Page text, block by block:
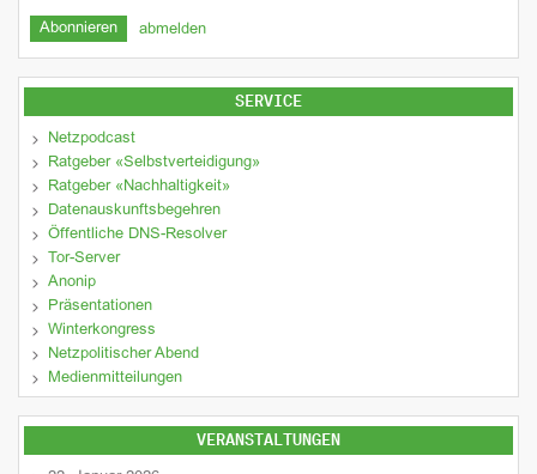
abmelden
SERVICE
Netzpodcast
Ratgeber «Selbstverteidigung»
Ratgeber «Nachhaltigkeit»
Datenauskunftsbegehren
Öffentliche DNS-Resolver
Tor-Server
Anonip
Präsentationen
Winterkongress
Netzpolitischer Abend
Medienmitteilungen
VERANSTALTUNGEN